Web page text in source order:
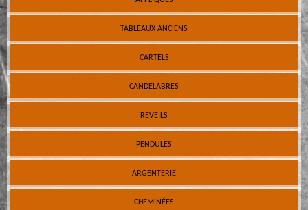
TABLEAUX ANCIENS
CARTELS
CANDELABRES
REVEILS
PENDULES
ARGENTERIE
CHEMINÉES